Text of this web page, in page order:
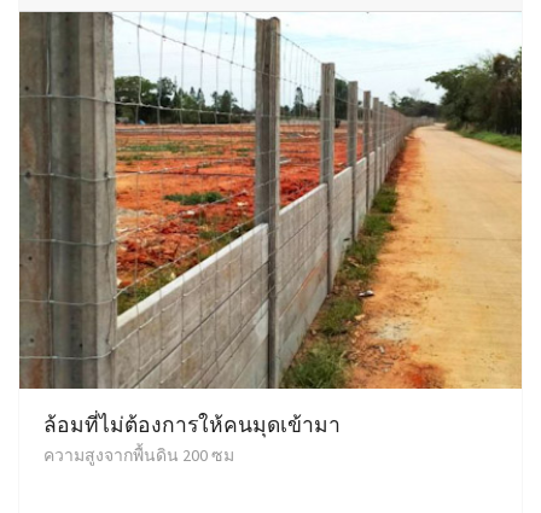
ล้อมที่ไม่ต้องการให้คนมุดเข้ามา
ความสูงจากพื้นดิน 200 ซม